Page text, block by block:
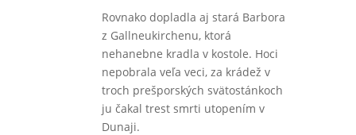
Rovnako dopladla aj stará Barbora
z Gallneukirchenu, ktorá
nehanebne kradla v kostole. Hoci
nepobrala veľa veci, za krádež v
troch prešporských svätostánkoch
ju čakal trest smrti utopením v
Dunaji.